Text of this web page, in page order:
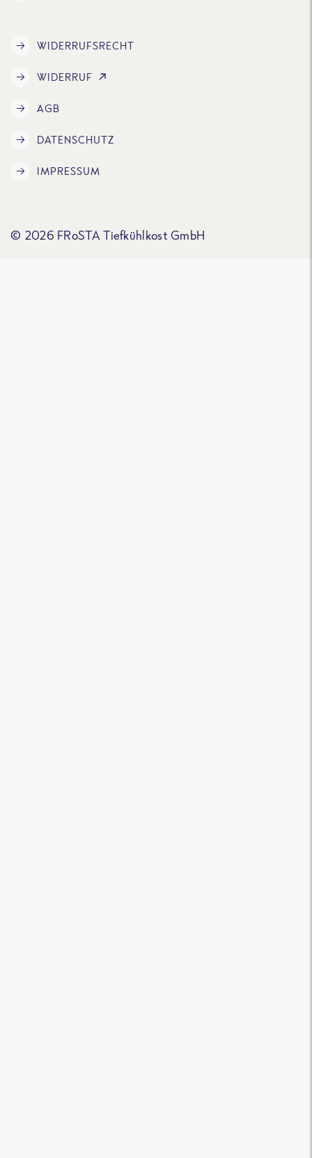
WIDERRUFSRECHT
WIDERRUF
AGB
DATENSCHUTZ
IMPRESSUM
© 2026 FRoSTA Tiefkühlkost GmbH